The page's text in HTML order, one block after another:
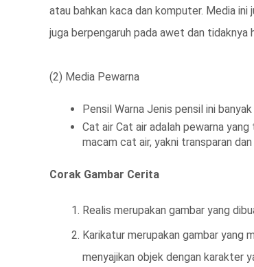
atau bahkan kaca dan komputer. Media ini
juga berpengaruh pada awet dan tidaknya
(2) Media Pewarna
Pensil Warna Jenis pensil ini
Cat air Cat air adalah pewarna
macam cat air, yakni transparan
Corak Gambar Cerita
Realis merupakan gambar yang
Karikatur merupakan gambar yang
menyajikan objek dengan karakter